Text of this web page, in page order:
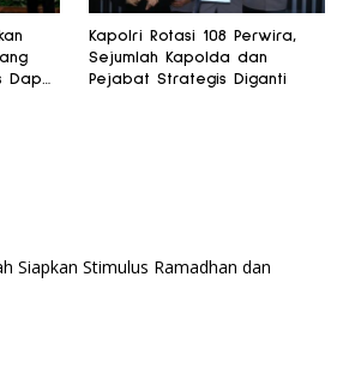
Dapat
Kapolri Rotasi 108 Perwira,
Sejumlah Kapolda dan
Pejabat Strategis Diganti
Siapkan Stimulus Ramadhan dan